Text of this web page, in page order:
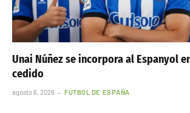
Unai Núñez se incorpora al Espanyol
cedido
agosto 6, 2026 FÚTBOL DE ESPAÑA